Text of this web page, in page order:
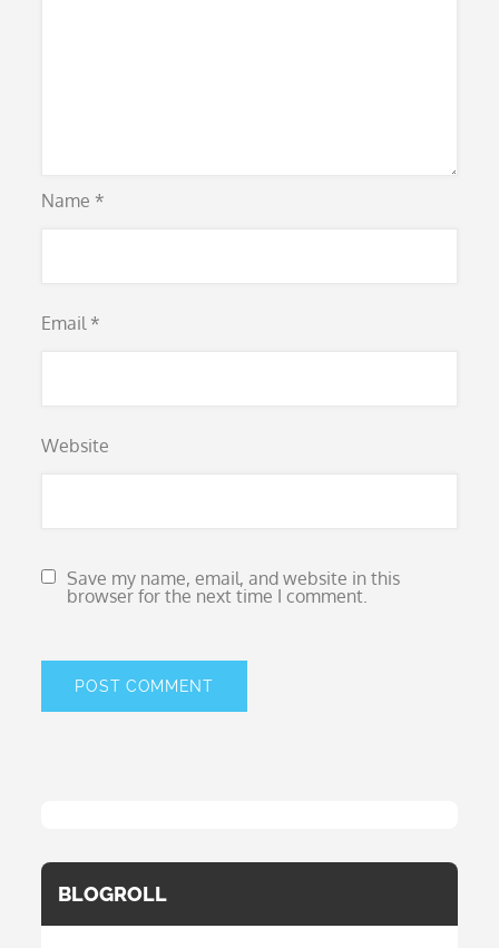
Name *
Email *
Website
Save my name, email, and website in this
browser for the next time I comment.
BLOGROLL